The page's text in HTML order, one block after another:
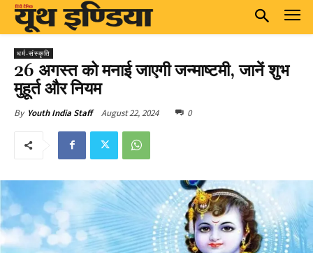
धर्म-संस्कृति
26 अगस्त को मनाई जाएगी जन्माष्टमी, जानें शुभ
मुहूर्त और नियम
By Youth India Staff August 22, 2024 0